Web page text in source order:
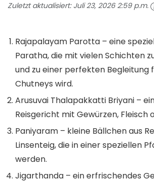
Zuletzt aktualisiert: Juli 23, 2026 2:59 p.m.
Rajapalayam Parotta – eine
Paratha, die mit vielen Schichten
und zu einer perfekten Begleitung
Chutneys wird.
Arusuvai Thalapakkatti Briyani –
Reisgericht mit Gewürzen, Fleisch
Paniyaram – kleine Bällchen aus
Linsenteig, die in einer speziellen
werden.
Jigarthanda – ein erfrischendes